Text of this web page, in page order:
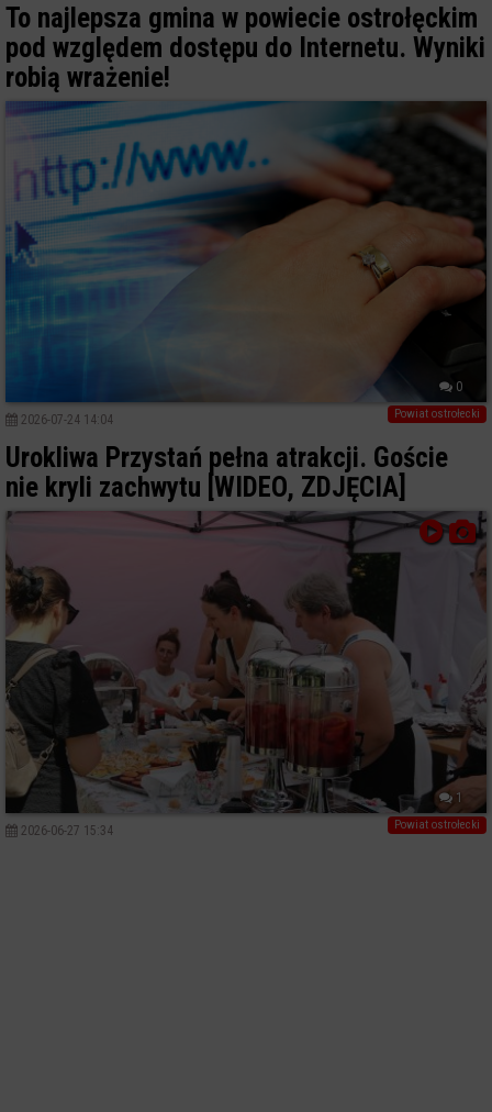
To najlepsza gmina w powiecie ostrołęckim
pod względem dostępu do Internetu. Wyniki
robią wrażenie!
0
Powiat ostrołecki
2026-07-24 14:04
Urokliwa Przystań pełna atrakcji. Goście
nie kryli zachwytu [WIDEO, ZDJĘCIA]
1
Powiat ostrołecki
2026-06-27 15:34